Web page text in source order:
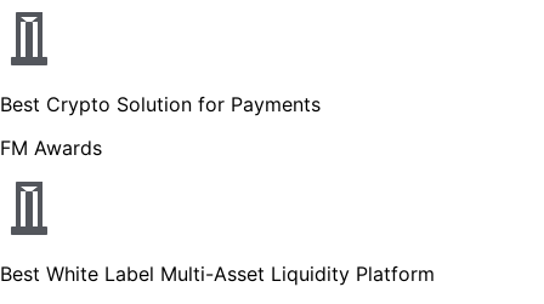
Best Crypto Solution for Payments
FM Awards
Best White Label Multi-Asset Liquidity Platform